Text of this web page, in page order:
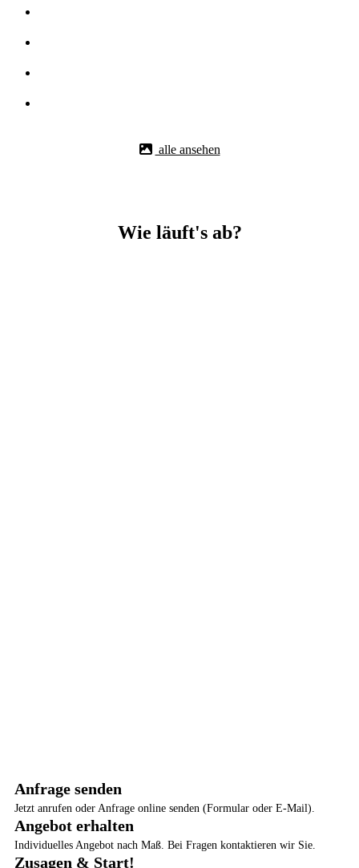
alle ansehen
Wie läuft's ab?
Anfrage senden
Jetzt anrufen oder Anfrage online senden (Formular oder E-Mail).
Angebot erhalten
Individuelles Angebot nach Maß. Bei Fragen kontaktieren wir Sie.
Zusagen & Start!